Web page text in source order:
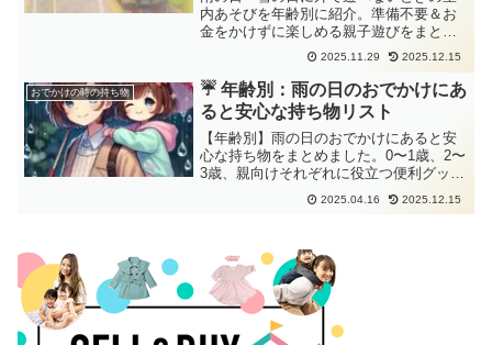
内あそびを年齢別に紹介。準備不要＆お
金をかけずに楽しめる親子遊びをまとめ
2025.11.29 2025.12.15
おでかけの時の持ち物
☔ 年齢別：雨の日のおでかけにあ
ると安心な持ち物リスト
【年齢別】雨の日のおでかけにあると安
心な持ち物をまとめました。0〜1歳、2〜
3歳、親向けそれぞれに役立つ便利グッズ
を紹介。子連れでも快適に過ごせるコツ
2025.04.16 2025.12.15